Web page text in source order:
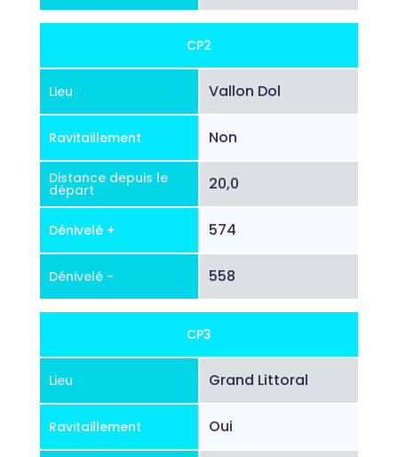
CP2
Lieu Vallon Dol
Ravitaillement Non
Distance depuis le
départ 20,0
Dénivelé + 574
Dénivelé - 558
CP3
Lieu Grand Littoral
Ravitaillement Oui